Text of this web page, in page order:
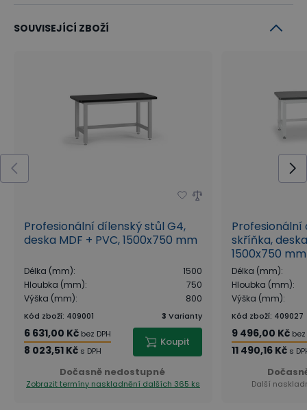
SOUVISEJÍCÍ ZBOŽÍ
Profesionální dílenský stůl G4,
deska MDF + PVC, 1500x750 mm
Délka (mm):
1500
Hloubka (mm):
750
Výška (mm): 800
Kód zboží: 409001 3 Varianty
6 631,00 Kč bez DPH
8 023,51 Kč s DPH
Koupit
Dočasně nedostupné
Zobrazit termíny naskladnění dalších 365 ks
Profesionální
skříňka,
1500x750 mm
Délka (mm):
Hloubka (mm):
Výška (mm):
Kód zboží: 409027
9 496,00 Kč bez
11 490,16 Kč s
Další